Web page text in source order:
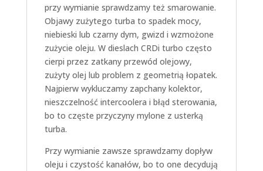
przy wymianie sprawdzamy też smarowanie.
Objawy zużytego turba to spadek mocy,
niebieski lub czarny dym, gwizd i wzmożone
zużycie oleju. W dieslach CRDi turbo często
cierpi przez zatkany przewód olejowy,
zużyty olej lub problem z geometrią łopatek.
Najpierw wykluczamy zapchany kolektor,
nieszczelność intercoolera i błąd sterowania,
bo to częste przyczyny mylone z usterką
turba.
Przy wymianie zawsze sprawdzamy dopływ
oleju i czystość kanałów, bo to one decydują